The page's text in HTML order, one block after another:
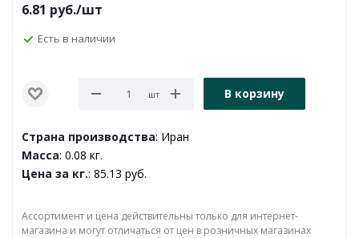
6.81 руб./шт
Есть в наличии
шт В корзину
Страна производства: Иран
Масса: 0.08 кг.
Цена за кг.: 85.13 руб.
Ассортимент и цена действительны только для интернет-
магазина и могут отличаться от цен в розничных магазинах